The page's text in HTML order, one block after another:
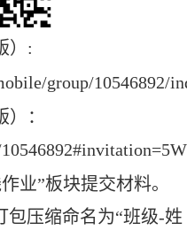
:
group/10546892/
：
业”板块提交材料。
包压缩命名为“班级-姓